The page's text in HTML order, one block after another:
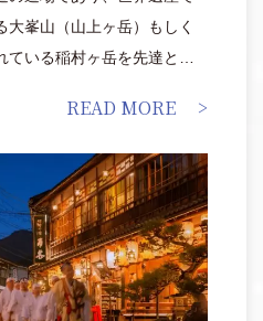
峯山（山上ヶ岳）もしく
いる稲村ヶ岳を先達と行
READ MORE